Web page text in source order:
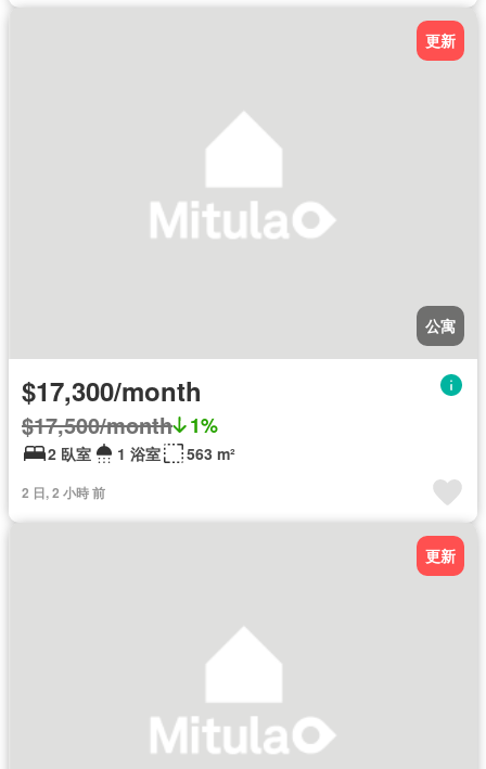
更新
公寓
$17,300/month
$17,500/month 1%
2 臥室 1 浴室 563 m²
2 日, 2 小時 前
更新